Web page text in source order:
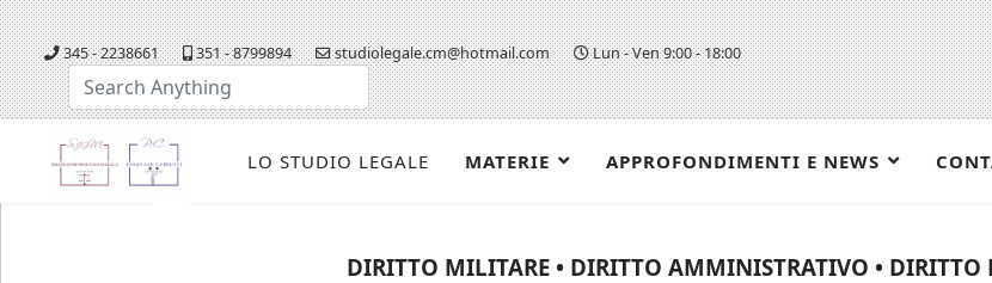
345 - 2238661 351 - 8799894 studiolegale.cm@hotmail.com Lun - Ven 9:00 - 18:00
Cerca...
LO STUDIO LEGALE MATERIE APPROFONDIMENTI E NEWS
DIRITTO MILITARE • DIRITTO AMMINISTRATIVO • DIRITTO